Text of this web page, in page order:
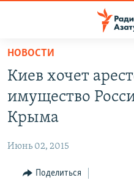
Перейти
основному
содержанию
Перейти
основной
Перейти
ПОЛИТИКА
ЭКОНОМИКА
РЕГИОН
НОВОСТИ
Киев хочет
имущество
Крыма
Июнь 02, 2015
Поделиться